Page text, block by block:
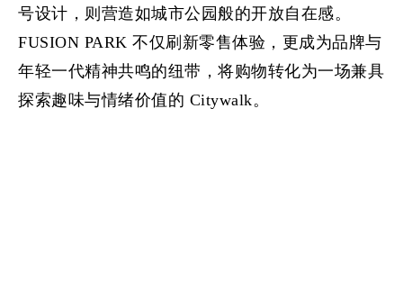
号设计，则营造如城市公园般的开放自在感。
FUSION PARK 不仅刷新零售体验，更成为品牌与
年轻一代精神共鸣的纽带，将购物转化为一场兼具
探索趣味与情绪价值的 Citywalk。